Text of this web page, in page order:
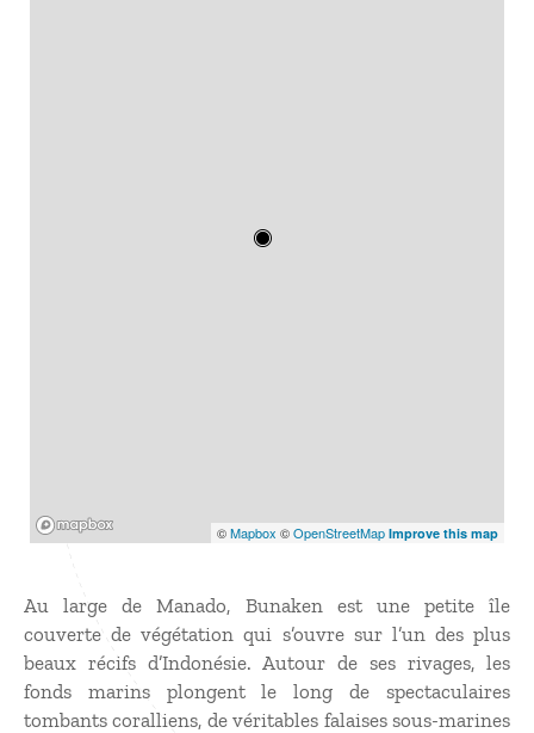
©Mapbox ©OpenStreetMap Improve this map
Au large de Manado, Bunaken est une petite île
couverte de végétation qui s’ouvre sur l’un des plus
beaux récifs d’Indonésie. Autour de ses rivages, les
fonds marins plongent le long de spectaculaires
tombants coralliens, de véritables falaises sous-marines